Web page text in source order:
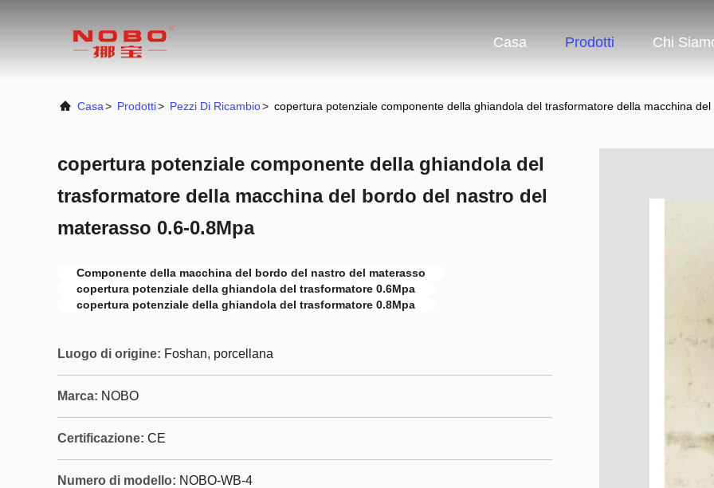
Casa Prodotti Chi
Casa> Prodotti> Pezzi Di Ricambio> copertura potenziale componente della ghiandola del trasformatore della macchina
copertura potenziale componente della ghiandola del
trasformatore della macchina del bordo del nastro del
materasso 0.6-0.8Mpa
Componente della macchina del bordo del nastro del materasso
copertura potenziale della ghiandola del trasformatore 0.6Mpa
copertura potenziale della ghiandola del trasformatore 0.8Mpa
Luogo di origine: Foshan, porcellana
Marca: NOBO
Certificazione: CE
Numero di modello: NOBO-WB-4